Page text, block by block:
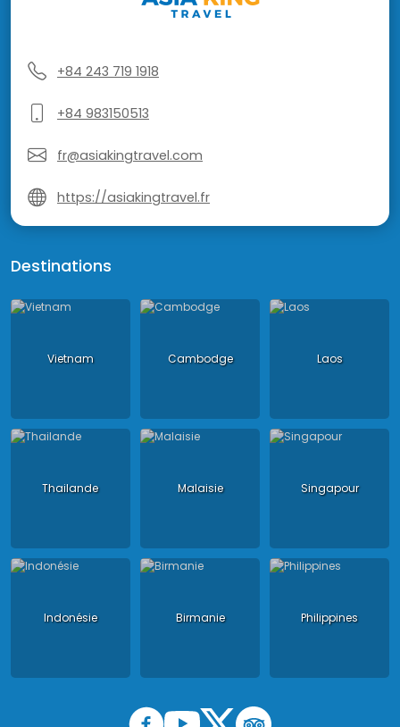
+84 243 719 1918
+84 983150513
fr@asiakingtravel.com
https://asiakingtravel.fr
Destinations
Vietnam Cambodge Laos
Thailande Malaisie Singapour
Indonésie Birmanie Philippines